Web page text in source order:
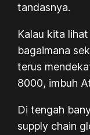
tandasnya.
Kalau kita
bagaimana
terus
8000, imbuh
Di tengah
supply chain